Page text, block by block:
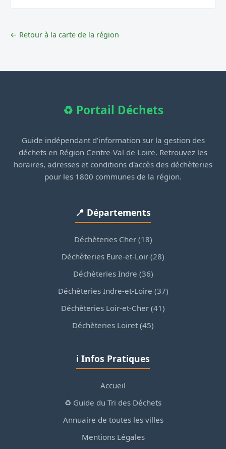
← Retour à la carte de la région
♻️ Portail Déchets
Guide indépendant d'information sur la gestion des
déchets en Région Centre-Val de Loire. Retrouvez les
horaires, adresses et conditions d'accès des déchèteries
pour les 1800 communes de la région.
📍 Départements
Déchèteries Cher (18)
Déchèteries Eure-et-Loir (28)
Déchèteries Indre (36)
Déchèteries Indre-et-Loire (37)
Déchèteries Loir-et-Cher (41)
Déchèteries Loiret (45)
ℹ️ Infos Pratiques
Accueil
♻️ Guide du Tri des Déchets
Annuaire de toutes les villes
Mentions Légales